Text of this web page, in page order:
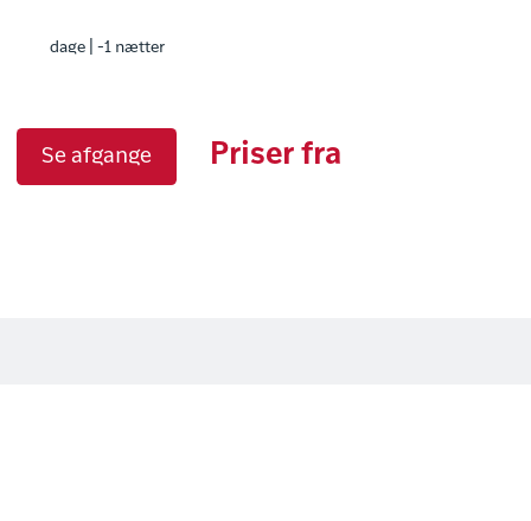
dage | -1 nætter
Se afgange Priser fra